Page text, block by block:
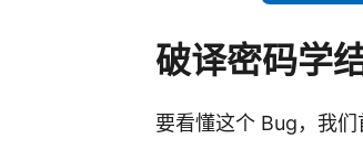
破译密码学
要看懂这个 Bug，我